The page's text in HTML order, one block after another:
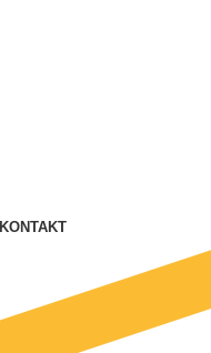
KONTAKT